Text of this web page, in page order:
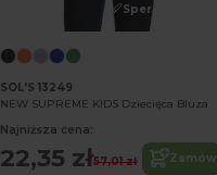
Spersonalizuj!
SOL'S 13249
NEW SUPREME KIDS Dziecięca Bluza
Najniższa cena:
22,35 zł57,01 zł Zamów